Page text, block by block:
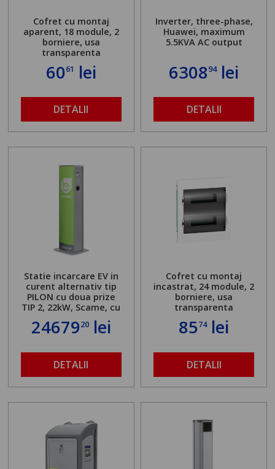
Cofret cu montaj
aparent, 18 module, 2
borniere, usa
transparenta
6061 lei
DETALII
Inverter, three-phase,
Huawei, maximum
5.5KVA AC output
630894lei
DETALII
Statie incarcare EV in
curent alternativ tip
PILON cu doua prize
TIP 2, 22kW, Scame, cu
server local
2467920lei
DETALII
Cofret cu montaj
incastrat, 24 module, 2
borniere, usa
transparenta
8574lei
DETALII